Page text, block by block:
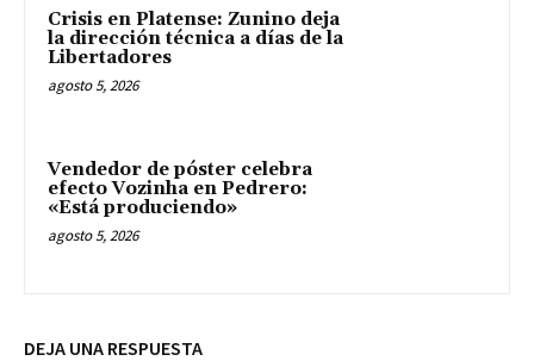
Crisis en Platense: Zunino deja
la dirección técnica a días de la
Libertadores
agosto 5, 2026
Vendedor de póster celebra
efecto Vozinha en Pedrero:
«Está produciendo»
agosto 5, 2026
DEJA UNA RESPUESTA